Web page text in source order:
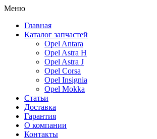
Меню
Главная
Каталог запчастей
Opel Antara
Opel Astra H
Opel Astra J
Opel Corsa
Opel Insignia
Opel Mokka
Статьи
Доставка
Гарантия
О компании
Контакты